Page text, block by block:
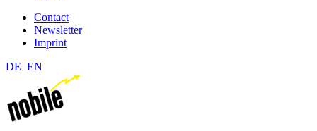
Contact
Newsletter
Imprint
DE EN